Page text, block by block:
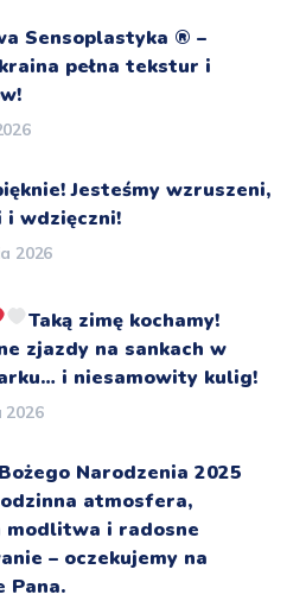
Sensoplastyka ®️ –
pełna tekstur i
Jesteśmy wzruszeni,
i wdzięczni!
2026
Taką zimę kochamy!
zjazdy na sankach w
i niesamowity kulig!
2026
Narodzenia 2025
atmosfera,
modlitwa i radosne
– oczekujemy na
Pana.